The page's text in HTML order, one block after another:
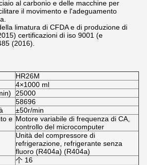
al carbonio e delle macchine per
il movimento e l'adeguamento
limatura di CFDA e di produzione di
certificazioni di iso 9001 (e
(2016).
HR26M
4×1000 ml
25000
58696
±50r/min
e Motore variabile di frequenza di CA,
controllo del microcomputer
Unità del compressore di
refrigerazione, refrigerante senza
fluoro (R404a) (R404a)
个 16